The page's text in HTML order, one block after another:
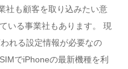
社も顧客を取り込みたい意
いる事業社もあります。 現
れる設定情報が必要なの
でiPhoneの最新機種を利